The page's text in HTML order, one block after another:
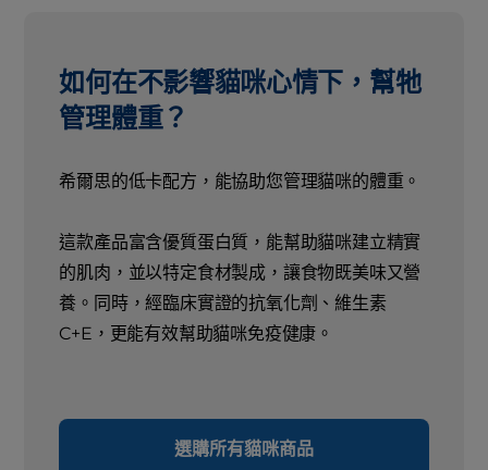
如何在不影響貓咪心情下，幫牠
管理體重？
希爾思的低卡配方，能協助您管理貓咪的體重。
這款產品富含優質蛋白質，能幫助貓咪建立精實
的肌肉，並以特定食材製成，讓食物既美味又營
養。同時，經臨床實證的抗氧化劑、維生素
C+E，更能有效幫助貓咪免疫健康。
選購所有貓咪商品